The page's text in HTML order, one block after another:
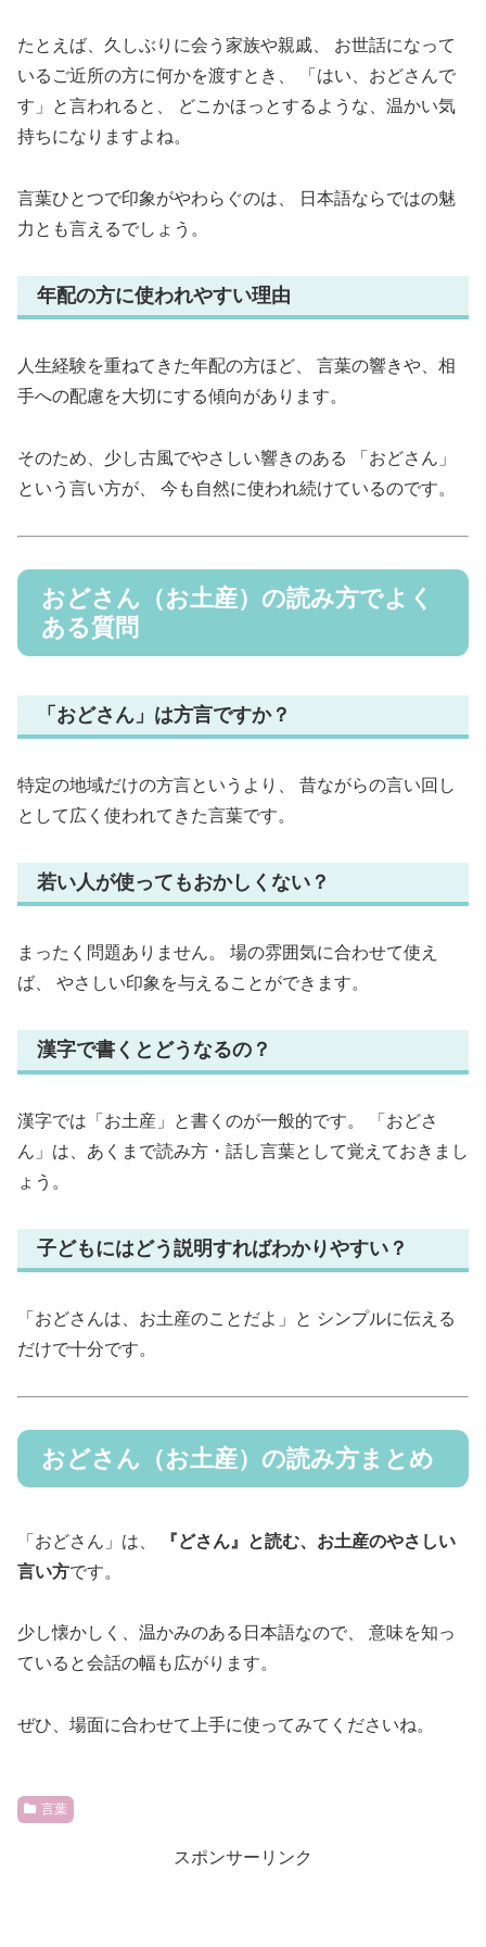
たとえば、久しぶりに会う家族や親戚、 お世話になって
いるご近所の方に何かを渡すとき、 「はい、おどさんで
す」と言われると、 どこかほっとするような、温かい気
持ちになりますよね。
言葉ひとつで印象がやわらぐのは、 日本語ならではの魅
力とも言えるでしょう。
年配の方に使われやすい理由
人生経験を重ねてきた年配の方ほど、 言葉の響きや、相
手への配慮を大切にする傾向があります。
そのため、少し古風でやさしい響きのある 「おどさん」
という言い方が、 今も自然に使われ続けているのです。
おどさん（お土産）の読み方でよく
ある質問
「おどさん」は方言ですか？
特定の地域だけの方言というより、 昔ながらの言い回し
として広く使われてきた言葉です。
若い人が使ってもおかしくない？
まったく問題ありません。 場の雰囲気に合わせて使え
ば、 やさしい印象を与えることができます。
漢字で書くとどうなるの？
漢字では「お土産」と書くのが一般的です。 「おどさ
ん」は、あくまで読み方・話し言葉として覚えておきまし
ょう。
子どもにはどう説明すればわかりやすい？
「おどさんは、お土産のことだよ」と シンプルに伝える
だけで十分です。
おどさん（お土産）の読み方まとめ
「おどさん」は、
『どさん』と読む、お土産のやさしい
言い方です。
少し懐かしく、温かみのある日本語なので、 意味を知っ
ていると会話の幅も広がります。
ぜひ、場面に合わせて上手に使ってみてくださいね。
言葉
スポンサーリンク